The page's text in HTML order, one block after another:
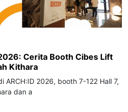
Cerita Booth Cibes Lift
Kithara
ARCH:ID 2026, booth 7-122 Hall 7,
dan a